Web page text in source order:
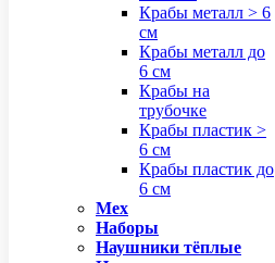
Крабы металл > 6
см
Крабы металл до
6 см
Крабы на
трубочке
Крабы пластик >
6 см
Крабы пластик до
6 см
Мех
Наборы
Наушники тёплые